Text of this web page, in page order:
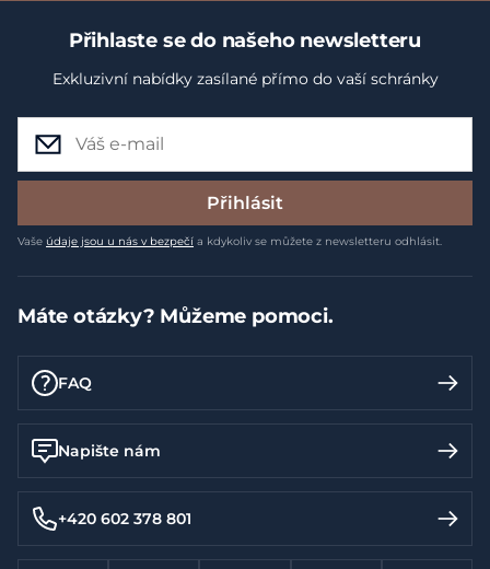
Přihlaste se do našeho newsletteru
Exkluzivní nabídky zasílané přímo do vaší schránky
Přihlásit
Vaše údaje jsou u nás v bezpečí a kdykoliv se můžete z newsletteru odhlásit.
Máte otázky? Můžeme pomoci.
FAQ
Napište nám
+420 602 378 801